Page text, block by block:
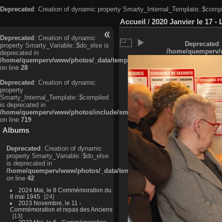
Deprecated: Creation of dynamic property
Deprecated: Creation of dynamic
property Smarty_Variable::$do_else is
deprecated in
/home/quemperv/www/photos/_data/templates_c/
on line 28
Deprecated: Creation of dynamic
property
Smarty_Internal_Template::$compiled
is deprecated in
/home/quemperv/www/photos/include/smarty/libs/sysplugins/
on line 719
Albums
Deprecated: Creation of dynamic
property Smarty_Variable::$do_else
is deprecated in
/home/quemperv/www/photos/_data/templates_c/
on line 42
2024 Mai, le 8 Commémoration du
8 mai 1945
24
2023 Novembre, le 11 -
Commémoration et repas des Anciens
13
Accueil / 2020 Janvier le 17 -
Deprecated
/home/